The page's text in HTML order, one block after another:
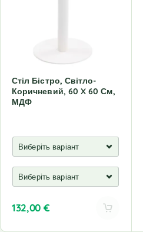
Стіл Бістро, Світло-
Коричневий, 60 X 60 См,
МДФ
132,00 €